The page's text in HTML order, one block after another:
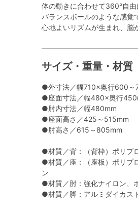
体の動きに合わせて360°自由
バランスボールのような感覚
心地よいリズムが生まれ、脳
サイズ・重量・材質
●外寸法／幅710×奥行600～
●座面寸法／幅480×奥行
●肘内寸法／幅480mm
●座面高さ／425～515mm
●肘高さ／615～805mm
●材質／背：（背枠）ポリプ
●材質／座：（座板）ポリプ
ン
●材質／肘：強化ナイロン、
●材質／脚：アルミダイカス